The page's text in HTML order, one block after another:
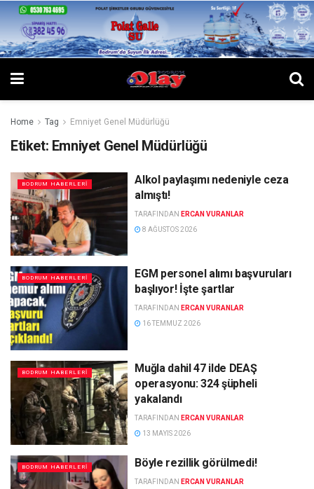
Home Tag Emniyet Genel Müdürlüğü
Etiket: Emniyet Genel Müdürlüğü
BODRUM HABERLERI
Alkol paylaşımı nedeniyle ceza
almıştı!
TARAFINDAN ERCAN VURANLAR
8 AĞUSTOS 2026
BODRUM HABERLERI
EGM personel alımı başvuruları
başlıyor! İşte şartlar
TARAFINDAN ERCAN VURANLAR
16 TEMMUZ 2026
BODRUM HABERLERI
Muğla dahil 47 ilde DEAŞ
operasyonu: 324 şüpheli
yakalandı
TARAFINDAN ERCAN VURANLAR
13 MAYIS 2026
BODRUM HABERLERI Böyle rezillik görülmedi!
TARAFINDAN ERCAN VURANLAR